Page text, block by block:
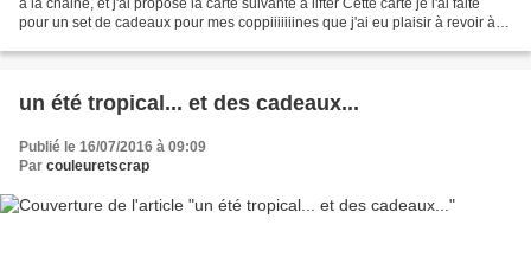
à la chaine, et j'ai proposé la carte suivante à lifter Cette carte je l'ai faite
pour un set de cadeaux pour mes coppiiiiiiines que j'ai eu plaisir à revoir à
un été tropical... et des cadeaux...
Publié le 16/07/2016 à 09:09
Par couleuretscrap